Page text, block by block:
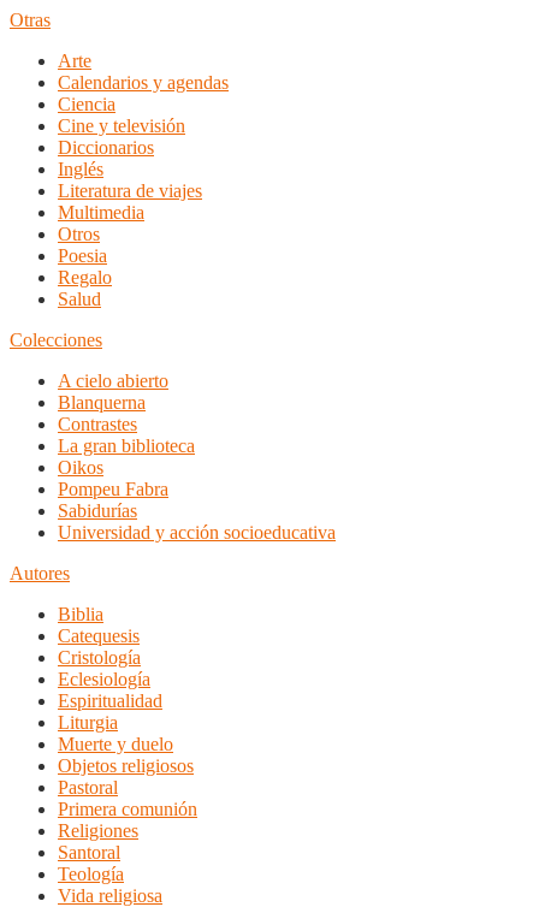
Otras
Arte
Calendarios y agendas
Ciencia
Cine y televisión
Diccionarios
Inglés
Literatura de viajes
Multimedia
Otros
Poesia
Regalo
Salud
Colecciones
A cielo abierto
Blanquerna
Contrastes
La gran biblioteca
Oikos
Pompeu Fabra
Sabidurías
Universidad y acción socioeducativa
Autores
Biblia
Catequesis
Cristología
Eclesiología
Espiritualidad
Liturgia
Muerte y duelo
Objetos religiosos
Pastoral
Primera comunión
Religiones
Santoral
Teología
Vida religiosa